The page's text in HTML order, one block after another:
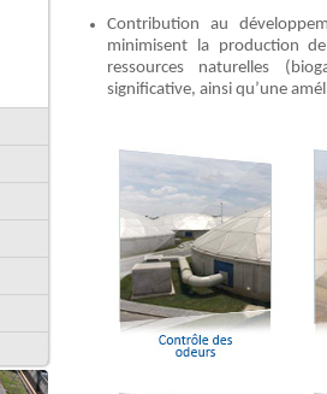
Contribution au
minimisent la production
ressources naturelles
significative, ainsi qu’une